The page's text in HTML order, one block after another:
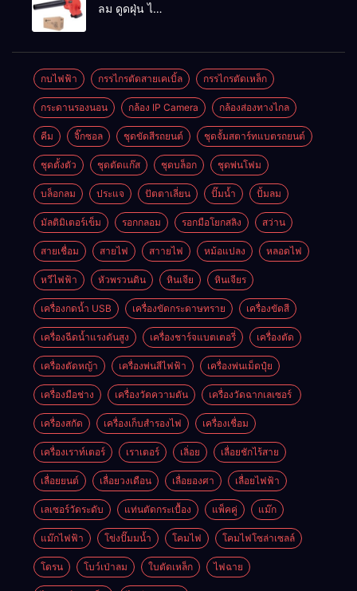
ลม ดูดฝุ่น ไร้
กบไฟฟ้า กรรไกรตัดสายเคเบิ้ล กรรไกรตัดเหล็ก
กระดานรองนอน กล้อง IP Camera กล้องส่องทางไกล
คีม จิ๊กซอล ชุดขัดสีรถยนต์​ ชุดจั้มสตาร์ทแบตรถยนต์
ชุดตั้งตัว ชุดตัดแก๊ส ชุดบล็อก ชุดพ่นโฟม
บล็อกลม ประแจ ปัตตาเลี่ยน ปั๊มน้ำ ปั้มลม
มัลติมิเตอร์เข็ม รอกกลอม รอกมือโยกสลิง สว่าน
สายเชื่อม สายไฟ สาายไฟ หม้อแปลง หลอดไฟ
หวีไฟฟ้า หัวพรวนดิน หินเจีย หินเจียร
เครื่องกดน้ำ USB เครื่องขัดกระดาษทราย เครื่องขัดสี
เครื่องฉีดน้ำแรงดันสูง เครื่องชาร์จแบตเตอรี่ เครื่องตัด
เครื่องตัดหญ้า เครื่องพ่นสีไฟฟ้า เครื่องพ่นเม็ดปุ๋ย
เครื่องมือช่าง เครื่องวัดความดัน เครื่องวัดฉากเลเซอร์
เครื่องสกัด เครื่องเก็บสํารองไฟ เครื่องเชื่อม
เครื่องเราท์เตอร์ เราเตอร์ เลิ่อย เลื่อยชักไร้สาย
เลื่อยยนต์ เลื่อยวงเดือน เลื่อยองศา เลื่อยไฟฟ้า
เลเซอร์วัดระดับ แท่นตัดกระเบื้อง แพ็คคู่ แม๊ก
แม๊กไฟฟ้า โข่งปั๊มมน้ำ โคมไฟ โคมไฟโซล่าเซลล์
โดรน โบว์เป่าลม ใบตัดเหล็ก ไฟฉาย